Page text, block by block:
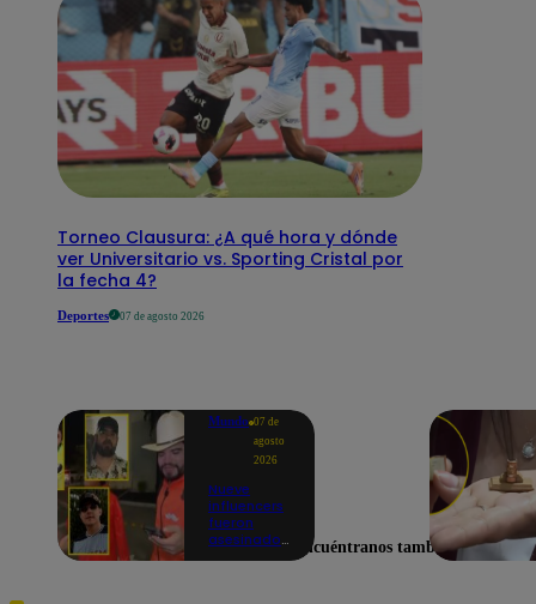
Torneo Clausura: ¿A qué hora y dónde
ver Universitario vs. Sporting Cristal por
la fecha 4?
Deportes 07 de agosto 2026
Mundo 07 de
agosto
2026
Nueve
influencers
fueron
asesinados
Encuéntranos también en